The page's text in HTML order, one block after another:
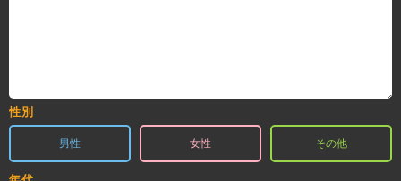
性別
男性 女性 その他